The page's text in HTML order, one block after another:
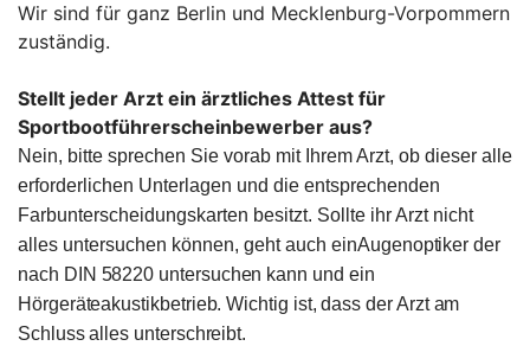
Wir sind für ganz Berlin und Mecklenburg-Vorpommern
zuständig.
Stellt jeder Arzt ein ärztliches Attest für
Sportbootführerscheinbewerber aus?
Nein, bitte sprechen Sie vorab mit Ihrem Arzt, ob dieser alle
erforderlichen Unterlagen und die entsprechenden
Farbunterscheidungskarten besitzt. Sollte ihr Arzt nicht
alles untersuchen können, geht auch einAugenoptiker der
nach DIN 58220 untersuchen kann und ein
Hörgeräteakustikbetrieb. Wichtig ist, dass der Arzt am
Schluss alles unterschreibt.